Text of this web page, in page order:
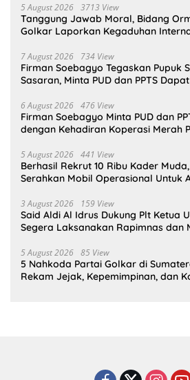
5 August 2026 3713 View
Tanggung Jawab Moral, Bidang
Golkar Laporkan Kegaduhan
7 August 2026 734 View
Firman Soebagyo Tegaskan Pupuk
Sasaran, Minta PUD dan PPTS
6 August 2026 476 View
Firman Soebagyo Minta PUD dan
dengan Kehadiran Koperasi Merah
5 August 2026 441 View
Berhasil Rekrut 10 Ribu Kader
Serahkan Mobil Operasional Untuk
3 August 2026 159 View
Said Aldi Al Idrus Dukung Plt Ketua
Segera Laksanakan Rapimnas dan
5 August 2026 85 View
5 Nahkoda Partai Golkar di
Rekam Jejak, Kepemimpinan, dan